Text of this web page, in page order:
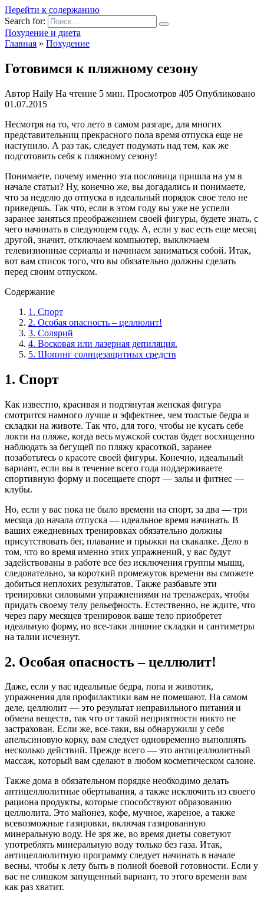
Перейти к содержанию
Search for:
Похудение и диета
Главная » Похудение
Готовимся к пляжному сезону
Автор Haily На чтение 5 мин. Просмотров 405 Опубликовано
01.07.2015
Несмотря на то, что лето в самом разгаре, для многих
представительниц прекрасного пола время отпуска еще не
наступило. А раз так, следует подумать над тем, как же
подготовить себя к пляжному сезону!
Понимаете, почему именно эта пословица пришла на ум в
начале статьи? Ну, конечно же, вы догадались и понимаете,
что за неделю до отпуска в идеальный порядок свое тело не
приведешь. Так что, если в этом году вы уже не успели
заранее заняться преображением своей фигуры, будете знать, с
чего начинать в следующем году. А, если у вас есть еще месяц
другой, значит, отключаем компьютер, выключаем
телевизионные сериалы и начинаем заниматься собой. Итак,
вот вам список того, что вы обязательно должны сделать
перед своим отпуском.
Содержание
1. Спорт
2. Особая опасность – целлюлит!
3. Солярий
4. Восковая или лазерная депиляция.
5. Шопинг солнцезащитных средств
1. Спорт
Как известно, красивая и подтянутая женская фигура
смотрится намного лучше и эффектнее, чем толстые бедра и
складки на животе. Так что, для того, чтобы не кусать себе
локти на пляже, когда весь мужской состав будет восхищенно
наблюдать за бегущей по пляжу красоткой, заранее
позаботьтесь о красоте своей фигуры. Конечно, идеальный
вариант, если вы в течение всего года поддерживаете
спортивную форму и посещаете спорт — залы и фитнес —
клубы.
Но, если у вас пока не было времени на спорт, за два — три
месяца до начала отпуска — идеальное время начинать. В
ваших ежедневных тренировках обязательно должны
присутствовать бег, плавание и прыжки на скакалке. Дело в
том, что во время именно этих упражнений, у вас будут
задействованы в работе все без исключения группы мышц,
следовательно, за короткий промежуток времени вы сможете
добиться неплохих результатов. Также разбавьте эти
тренировки силовыми упражнениями на тренажерах, чтобы
придать своему телу рельефность. Естественно, не ждите, что
через пару месяцев тренировок ваше тело приобретет
идеальную форму, но все-таки лишние складки и сантиметры
на талии исчезнут.
2. Особая опасность – целлюлит!
Даже, если у вас идеальные бедра, попа и животик,
упражнения для профилактики вам не помешают. На самом
деле, целлюлит — это результат неправильного питания и
обмена веществ, так что от такой неприятности никто не
застрахован. Если же, все-таки, вы обнаружили у себя
апельсиновую корку, вам следует одновременно выполнять
несколько действий. Прежде всего — это антицеллюлитный
массаж, который вам сделают в любом косметическом салоне.
Также дома в обязательном порядке необходимо делать
антицеллюлитные обертывания, а также исключить из своего
рациона продукты, которые способствуют образованию
целлюлита. Это майонез, кофе, мучное, жареное, а также
всевозможные газировки, включая газированную
минеральную воду. Не зря же, во время диеты советуют
употреблять минеральную воду только без газа. Итак,
антицеллюлитную программу следует начинать в начале
весны, чтобы к лету быть в полной боевой готовности. Если у
вас не слишком запущенный вариант, то этого времени вам
как раз хватит.